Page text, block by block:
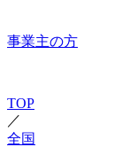
事業主の方
TOP
／
全国